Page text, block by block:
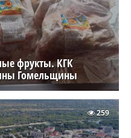
фрукты. КГК
Гомельщины
259